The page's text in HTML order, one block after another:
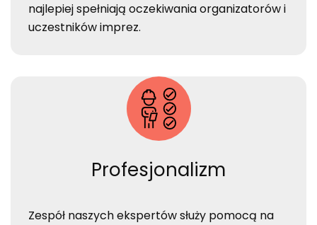
najlepiej spełniają oczekiwania organizatorów i
uczestników imprez.
Profesjonalizm
Zespół naszych ekspertów służy pomocą na